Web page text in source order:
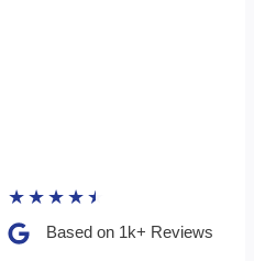
★ ★ ★ ★ ★
Based on 1k+ Reviews​